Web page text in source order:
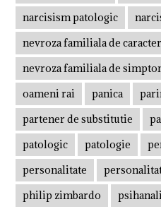
narcisism patologic
nevroza familiala de caracter
nevroza familiala de
oameni rai
panica
partener de substitutie
patologic
patologie
personalitate
philip zimbardo